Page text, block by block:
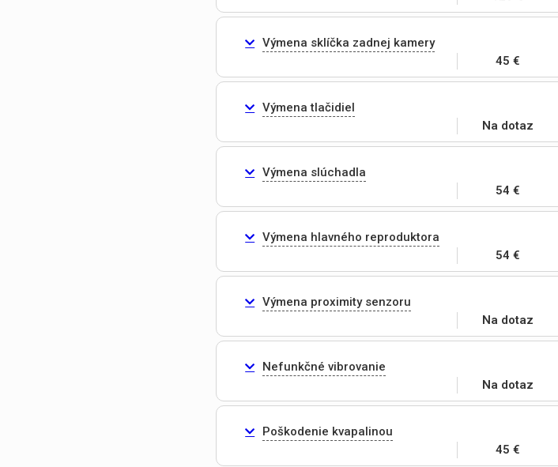
Výmena sklíčka zadnej kamery
45 €
Výmena tlačidiel
Na dotaz
Výmena slúchadla
54 €
Výmena hlavného reproduktora
54 €
Výmena proximity senzoru
Na dotaz
Nefunkčné vibrovanie
Na dotaz
Poškodenie kvapalinou
45 €